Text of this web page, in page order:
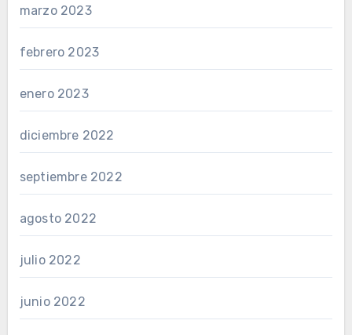
marzo 2023
febrero 2023
enero 2023
diciembre 2022
septiembre 2022
agosto 2022
julio 2022
junio 2022